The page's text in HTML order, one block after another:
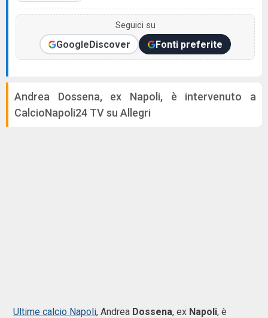
Seguici su
GoogleDiscover Fonti preferite
Andrea Dossena, ex Napoli, è intervenuto a
CalcioNapoli24 TV su Allegri
Ultime calcio Napoli, Andrea Dossena, ex Napoli, è